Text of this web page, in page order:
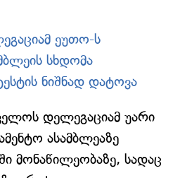
ეუთო-ს
სხდომა
ნიშნად დატოვა
დელეგაციამ უარი
ასამბლეაზე
მონაწილეობაზე, სადაც